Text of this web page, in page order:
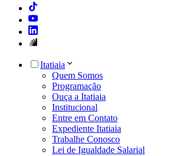
Itatiaia
Quem Somos
Programação
Ouça a Itatiaia
Institucional
Entre em Contato
Expediente Itatiaia
Trabalhe Conosco
Lei de Igualdade Salarial